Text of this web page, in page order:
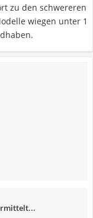
zu den schwereren
wiegen unter 1